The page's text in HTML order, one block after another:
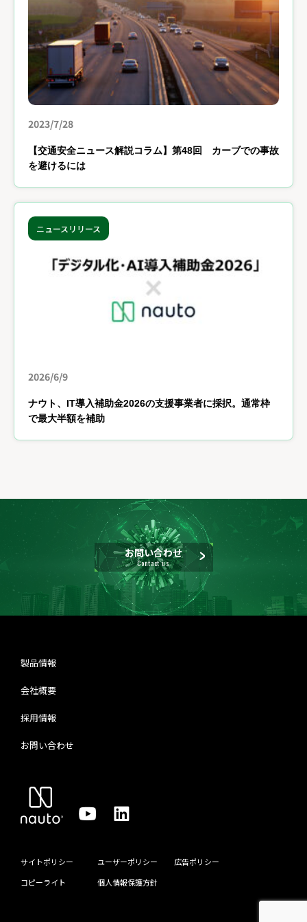
2023/7/28
【交通安全ニュース解説コラム】第48回 カーブでの事故
を避けるには
ニュースリリース
2026/6/9
ナウト、IT導入補助金2026の支援事業者に採択。通常枠
で最大半額を補助
お問い合わせ
Contact us
製品情報
会社概要
採用情報
お問い合わせ
サイトポリシー ユーザーポリシー
広告ポリシー
コピーライト
個人情報保護方針